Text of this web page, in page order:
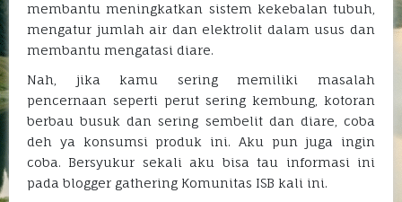
membantu meningkatkan sistem kekebalan tubuh,
mengatur jumlah air dan elektrolit dalam usus dan
membantu mengatasi diare.
Nah, jika kamu sering memiliki masalah
pencernaan seperti perut sering kembung, kotoran
berbau busuk dan sering sembelit dan diare, coba
deh ya konsumsi produk ini. Aku pun juga ingin
coba. Bersyukur sekali aku bisa tau informasi ini
pada blogger gathering Komunitas ISB kali ini.